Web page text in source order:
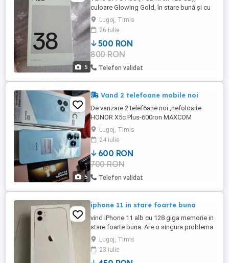
5
culoare Glowing Gold, în stare bună și cu
cutia originală. Specificații: 128 GB
stocare 4 GB RAM (+ extindere RAM
virtuală) Procesor MediaTek Helio G85
Ecran 6,56" cu rată de reîmprospătare 90
Hz Cameră principală 50 MP Baterie 5000
mAh Încărcare rapidă 33W SUPERVOOC
Deblocat ...
Lugoj, Timis
26 iulie
500 RON
800 RON
Telefon validat
5
Vand 2 telefoane mobile noi
De vanzare 2 telef6ane noi ,nefolosite
HONOR X5c Plus-600ron MAXCOM
MS652-500ron Pentru fiecare gratis cartela
SIM cu 5 credit Orange PrePay
Lugoj, Timis
24 iulie
600 RON
700 RON
Telefon validat
iphone 11 in stare foarte buna
vind iPhone 11 alb cu 128 giga memorie in
stare foarte buna. Are o singura problema
care nu afectează funcționalitatea( o pata
pe display in partea de sus a ecranului ).
absolut totul este funcțional, nu este spart
Lugoj, Timis
23 iulie